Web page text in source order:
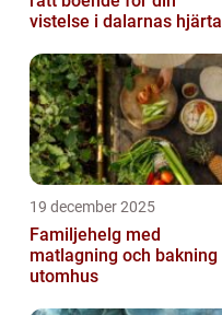
vistelse i dalarnas hjärta
19 december 2025
Familjehelg med
matlagning och bakning
utomhus